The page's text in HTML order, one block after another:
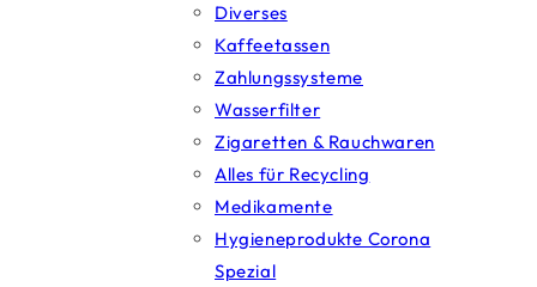
Diverses
Kaffeetassen
Zahlungssysteme
Wasserfilter
Zigaretten & Rauchwaren
Alles für Recycling
Medikamente
Hygieneprodukte Corona
Spezial